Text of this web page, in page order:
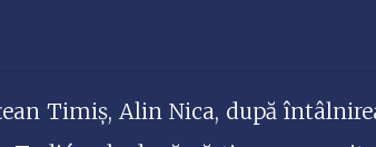
Timiș, Alin Nica, după